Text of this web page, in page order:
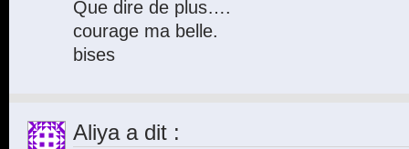
Que dire de plus….
courage ma belle.
bises
Aliyaa dit :